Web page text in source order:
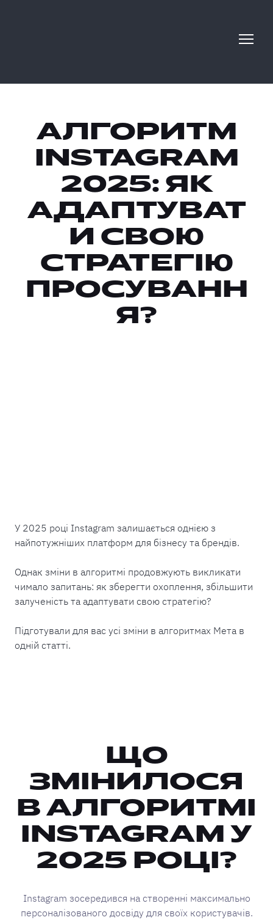
АЛГОРИТМ
INSTAGRAM
2025: ЯК
АДАПТУВАТ
И СВОЮ
СТРАТЕГІЮ
ПРОСУВАНН
Я?
У 2025 році Instagram залишається однією з
найпотужніших платформ для бізнесу та брендів.
Однак зміни в алгоритмі продовжують викликати
чимало запитань: як зберегти охоплення, збільшити
залученість та адаптувати свою стратегію?
Підготували для вас усі зміни в алгоритмах Мета в
одній статті.
ЩО
ЗМІНИЛОСЯ
В АЛГОРИТМІ
INSTAGRAM У
2025 РОЦІ?
Instagram зосередився на створенні максимально
персоналізованого досвіду для своїх користувачів.